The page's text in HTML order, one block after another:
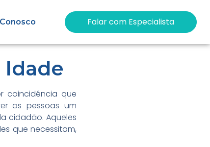
Falar com Especialista
Idade
coincidência que
as pessoas um
cidadão. Aqueles
que necessitam,